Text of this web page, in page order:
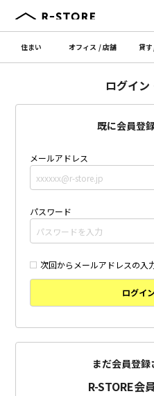
住まい オフィス /店舗 貸す
ログイ
既に会員登
メールアドレス
パスワード
次回からメールアドレスの入
ログイ
まだ会員登
R-STORE会